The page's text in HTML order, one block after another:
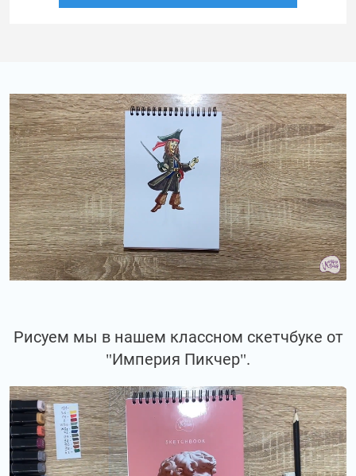
Рисуем мы в нашем классном скетчбуке от
"Империя Пикчер".